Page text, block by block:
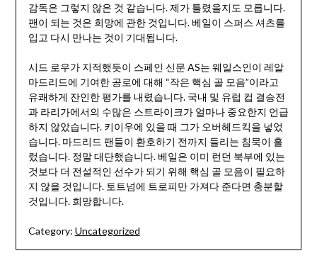
감독은 그렇지 않은 것 같습니다. 제가 틀렸을지도 모릅니다.
팬이 되는 것은 희망에 관한 것입니다. 베일이 스퍼스 셔츠를
입고 다시 만나는 것이 기대됩니다.
시드 로우가 지적했듯이 스페인 신문 AS는 웨일스인이 레알
마드리드에 기여한 공로에 대해 “작은 핵심 골 모음”이라고
유쾌하게 잔인한 평가를 내렸습니다. 국내 및 유럽 컵 결승전
과 라리가에서의 수많은 스트라이크가 얼마나 중요한지 언급
하지 않았습니다. 키이우에 있을 때 그가 오버헤드킥을 넣었
습니다. 마드리드 팬들이 환호하기 전까지 들리는 침묵이 흘
렀습니다. 정말 대단했습니다. 베일은 이미 런던 북부에 있는
것보다 더 전설적인 선수가 되기 위해 핵심 골 모음이 필요하
지 않을 것입니다. 토트넘에 트로피만 가져다 준다면 충분할
것입니다. 희망합니다.
Category: Uncategorized